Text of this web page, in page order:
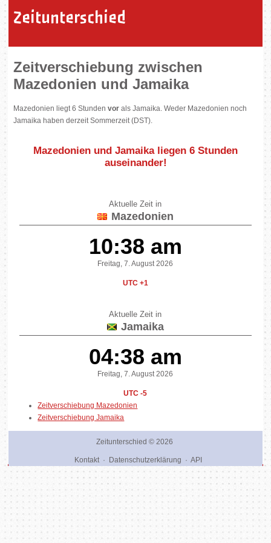
Zeitunterschied
Zeitverschiebung zwischen
Mazedonien und Jamaika
Mazedonien liegt 6 Stundenvor als Jamaika. Weder Mazedonien noch
Jamaika haben derzeit Sommerzeit (DST).
Mazedonien und Jamaika liegen 6 Stunden
auseinander!
Aktuelle Zeit in
Mazedonien
10:38 am
Freitag, 7. August 2026
UTC +1
Aktuelle Zeit in
Jamaika
04:38 am
Freitag, 7. August 2026
UTC -5
Zeitverschiebung Mazedonien
Zeitverschiebung Jamaika
Zeitunterschied © 2026
Kontakt· Datenschutzerklärung · API